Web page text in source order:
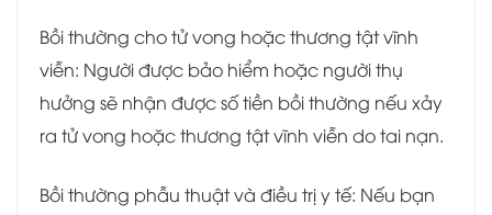
Bồi thường cho tử vong hoặc thương tật vĩnh
viễn: Người được bảo hiểm hoặc người thụ
hưởng sẽ nhận được số tiền bồi thường nếu xảy
ra tử vong hoặc thương tật vĩnh viễn do tai nạn.
Bồi thường phẫu thuật và điều trị y tế: Nếu bạn